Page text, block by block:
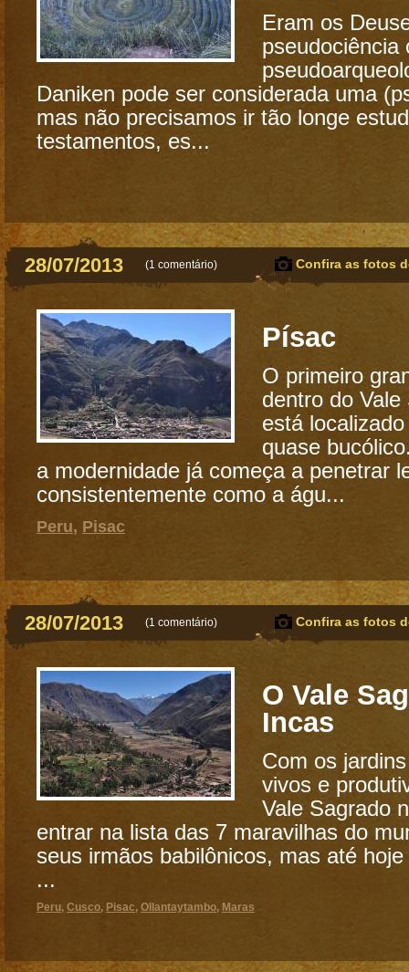
Eram os
pseudociência
Daniken pode ser considerada uma
mas não precisamos ir tão longe
testamentos, es...
28/07/2013 (1 comentário) Confira as fotos
Písac
O primeiro
dentro do
está
quase
a modernidade já começa a penetrar
consistentemente como a águ...
Peru, Pisac
28/07/2013 (1 comentário) Confira as fotos
O Vale
Incas
Com os
vivos e
Vale Sagrado
entrar na lista das 7 maravilhas do
seus irmãos babilônicos, mas até
...
Peru, Cusco, Pisac, Ollantaytambo, Maras